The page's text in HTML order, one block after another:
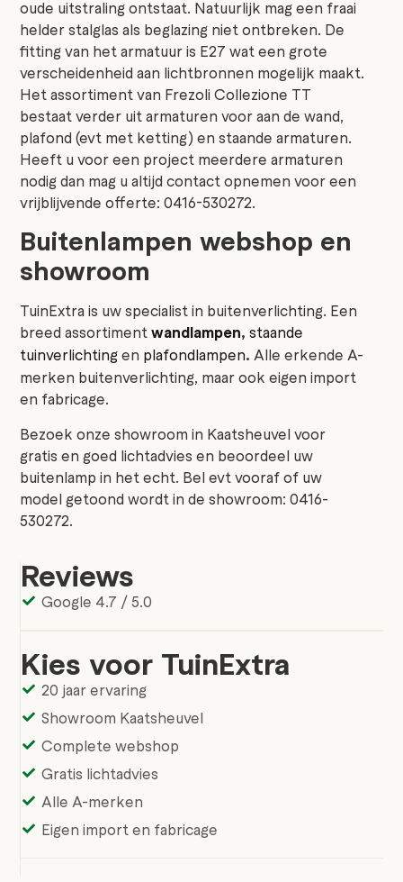
oude uitstraling ontstaat. Natuurlijk mag een fraai
helder stalglas als beglazing niet ontbreken. De
fitting van het armatuur is E27 wat een grote
verscheidenheid aan lichtbronnen mogelijk maakt.
Het assortiment van Frezoli Collezione TT
bestaat verder uit armaturen voor aan de wand,
plafond (evt met ketting) en staande armaturen.
Heeft u voor een project meerdere armaturen
nodig dan mag u altijd contact opnemen voor een
vrijblijvende offerte: 0416-530272.
Buitenlampen webshop en
showroom
TuinExtra is uw specialist in buitenverlichting. Een
breed assortimentwandlampen,staande
tuinverlichtingen plafondlampen.Alle erkende A-
merken buitenverlichting, maar ook eigen import
en fabricage.
Bezoek onze showroom in Kaatsheuvel voor
gratis en goed lichtadvies en beoordeel uw
buitenlamp in het echt. Bel evt vooraf of uw
model getoond wordt in de showroom: 0416-
530272.
Reviews
Google 4.7 / 5.0
Kies voor TuinExtra
20 jaar ervaring
Showroom Kaatsheuvel
Complete webshop
Gratis lichtadvies
Alle A-merken
Eigen import en fabricage